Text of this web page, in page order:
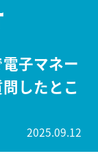
子マネー
したとこ
2025.09.12